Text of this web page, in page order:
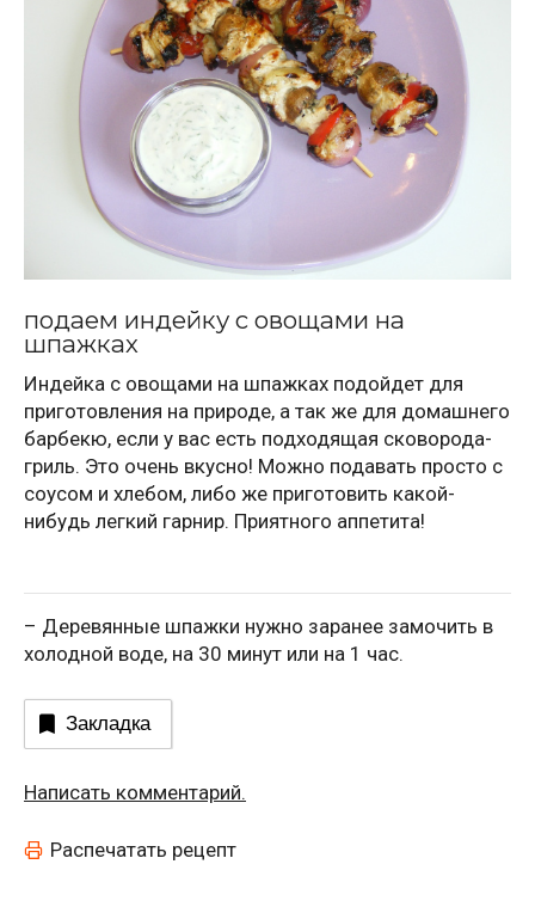
подаем индейку с овощами на
шпажках
Индейка с овощами на шпажках подойдет для
приготовления на природе, а так же для домашнего
барбекю, если у вас есть подходящая сковорода-
гриль. Это очень вкусно! Можно подавать просто с
соусом и хлебом, либо же приготовить какой-
нибудь легкий гарнир. Приятного аппетита!
– Деревянные шпажки нужно заранее замочить в
холодной воде, на 30 минут или на 1 час.
Закладка
Написать комментарий.
Распечатать рецепт